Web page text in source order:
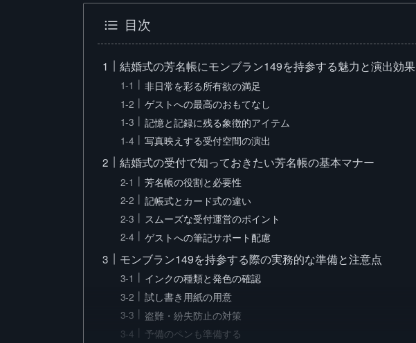
目次
結婚式の芳名帳にモンブラン149を持参する魅力と演出効果
非日常を彩る所有欲の満足
ゲストへの最高のおもてなし
記憶と記録に残る象徴的アイテム
写真映えする受付空間の演出
結婚式の受付で知っておきたい芳名帳の基本マナー
芳名帳の役割と必要性
記帳式とカード式の違い
スムーズな受付運営のポイント
ゲストへの筆記サポート配慮
モンブラン149を持参する際の実務的な準備と注意点
インクの種類と発色の確認
試し書き用紙の用意
盗難・紛失防止の対策
予備のペンも準備する